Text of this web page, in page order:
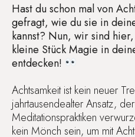
Hast du schon mal von
gefragt, wie du sie in
kannst? Nun, wir sind
kleine Stück Magie in
entdecken!
Achtsamkeit ist kein neuer
jahrtausendealter Ansatz,
Meditationspraktiken
kein Mönch sein, um mit